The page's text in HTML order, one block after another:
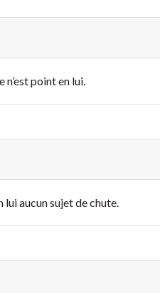
point en lui.
lui aucun sujet de chute.